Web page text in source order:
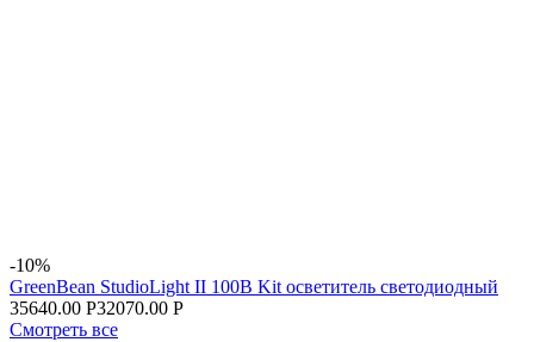
-10%
GreenBean StudioLight II 100B Kit осветитель светодиодный
35640.00 Р32070.00 Р
Смотреть все